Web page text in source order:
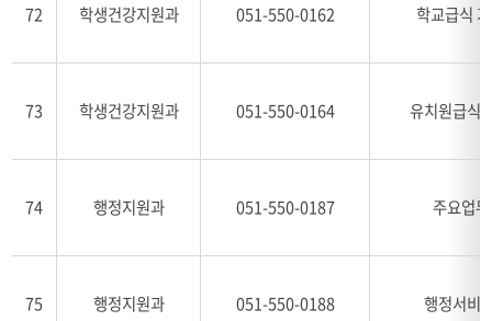
72 학생건강지원과 051-550-0162 학교급식
73 학생건강지원과 051-550-0164 유치원급식
74 행정지원과 051-550-0187 주요업
75 행정지원과 051-550-0188 행정서비